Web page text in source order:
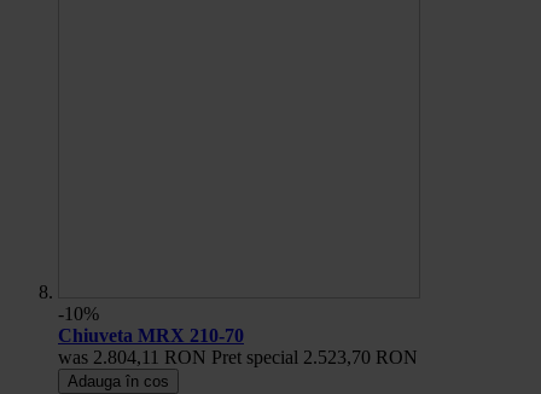
-10%
Chiuveta MRX 210-70
was 2.804,11 RON Pret special 2.523,70 RON
Adauga în cos